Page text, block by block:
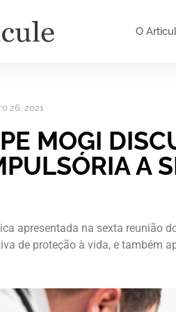
O
26, 2021
MOGI
A
apresentada na sexta reunião
de proteção à vida, e também